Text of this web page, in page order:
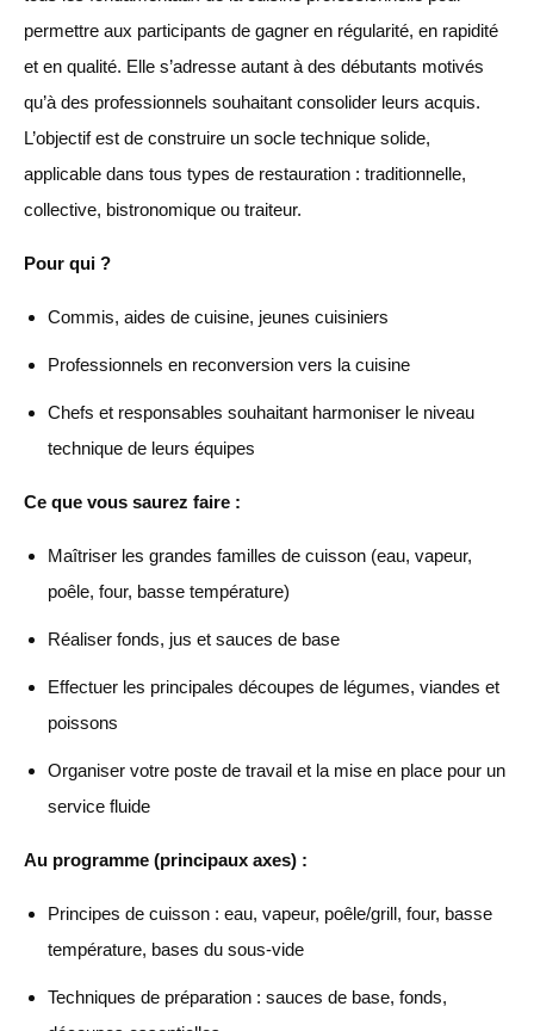
permettre aux participants de gagner en régularité, en rapidité
et en qualité. Elle s’adresse autant à des débutants motivés
qu’à des professionnels souhaitant consolider leurs acquis.
L’objectif est de construire un socle technique solide,
applicable dans tous types de restauration : traditionnelle,
collective, bistronomique ou traiteur.
Pour qui ?
Commis, aides de cuisine, jeunes cuisiniers
Professionnels en reconversion vers la cuisine
Chefs et responsables souhaitant harmoniser le niveau
technique de leurs équipes
Ce que vous saurez faire :
Maîtriser les grandes familles de cuisson (eau, vapeur,
poêle, four, basse température)
Réaliser fonds, jus et sauces de base
Effectuer les principales découpes de légumes, viandes et
poissons
Organiser votre poste de travail et la mise en place pour un
service fluide
Au programme (principaux axes) :
Principes de cuisson : eau, vapeur, poêle/grill, four, basse
température, bases du sous-vide
Techniques de préparation : sauces de base, fonds,